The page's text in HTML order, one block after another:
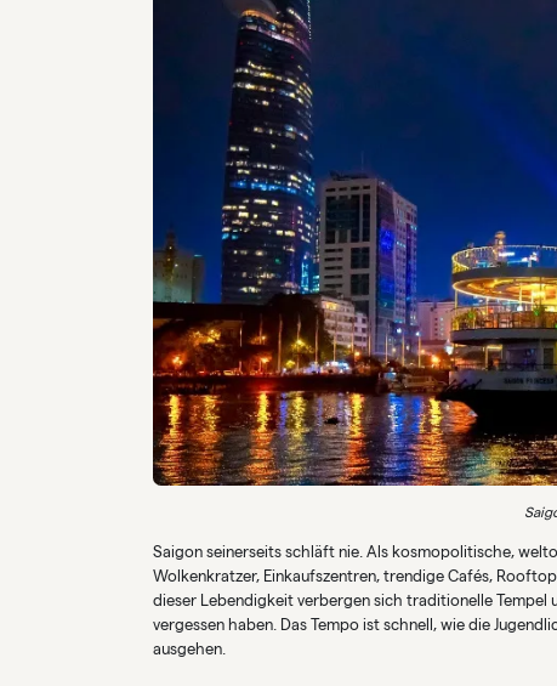
Saigon seinerseits schläft nie. Als kosmopolitische,
Wolkenkratzer, Einkaufszentren, trendige Cafés,
dieser Lebendigkeit verbergen sich traditionelle Tempel
vergessen haben. Das Tempo ist schnell, wie die
ausgehen.